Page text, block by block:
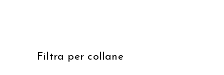
Filtra per collane